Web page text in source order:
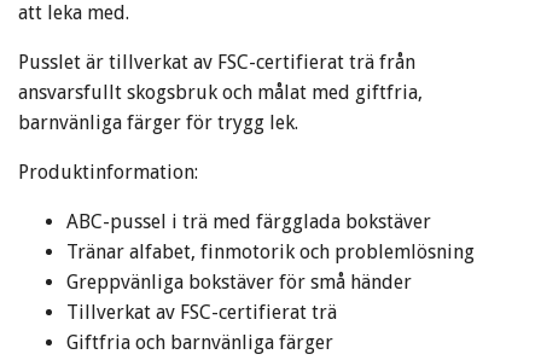
att leka med.
Pusslet är tillverkat av FSC-certifierat trä från
ansvarsfullt skogsbruk och målat med giftfria,
barnvänliga färger för trygg lek.
Produktinformation:
ABC-pussel i trä med färgglada bokstäver
Tränar alfabet, finmotorik och problemlösning
Greppvänliga bokstäver för små händer
Tillverkat av FSC-certifierat trä
Giftfria och barnvänliga färger